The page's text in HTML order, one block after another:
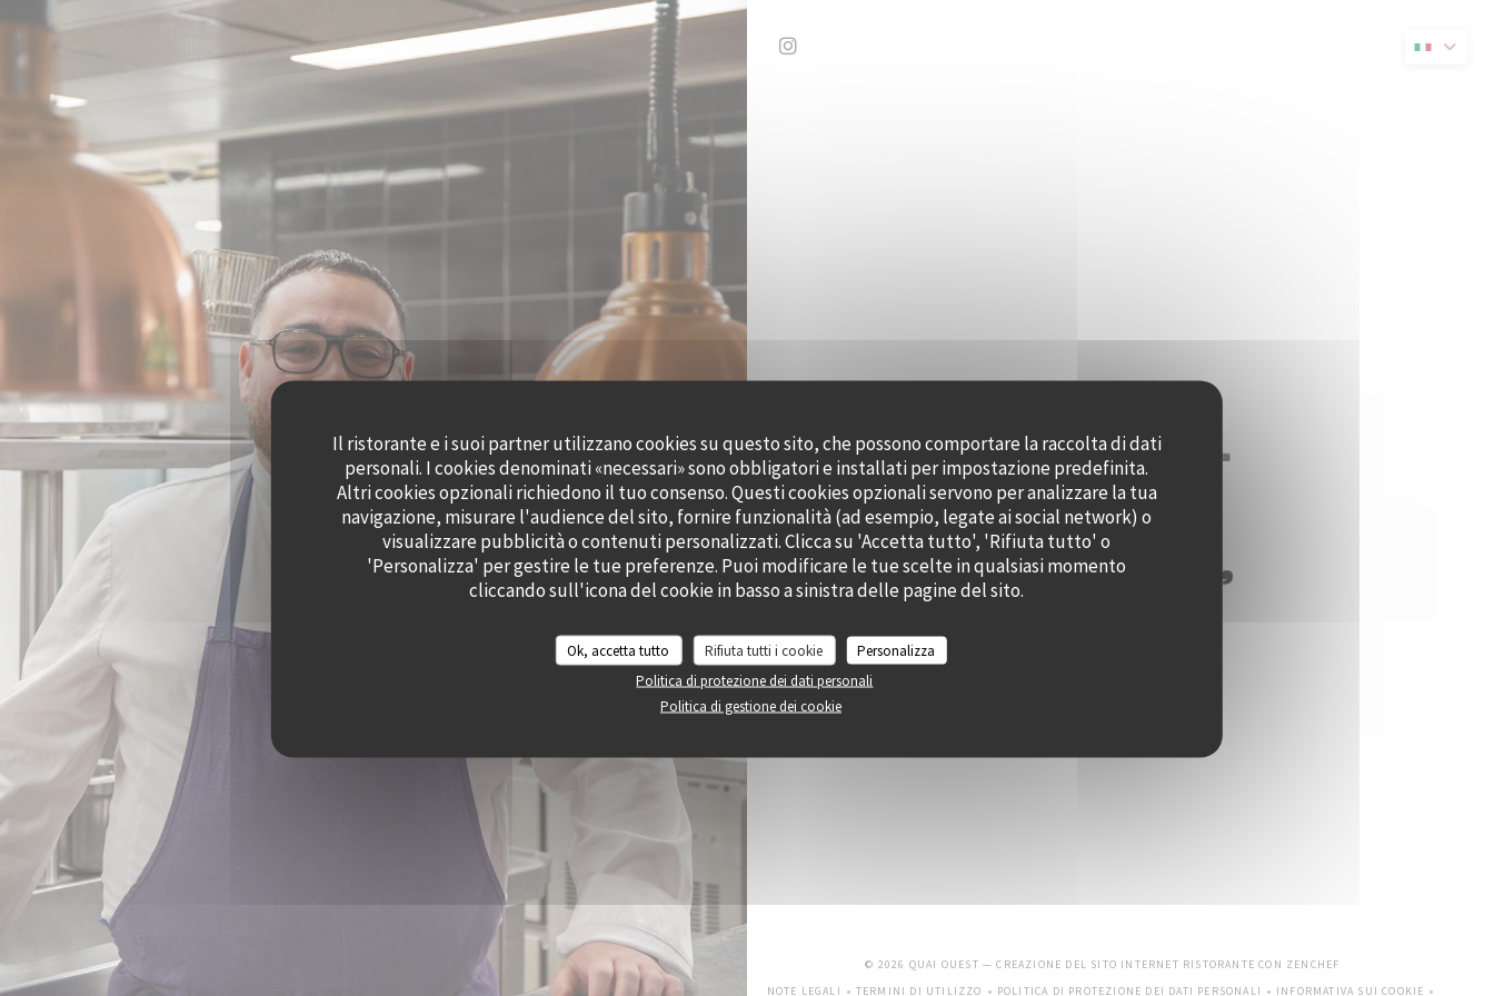
Personalizzazione delle tue scelte sui cookie
Il ristorante e i suoi partner utilizzano cookies su questo sito, che possono comportare la raccolta di dati
personali. I cookies denominati «necessari» sono obbligatori e installati per impostazione predefinita.
Altri cookies opzionali richiedono il tuo consenso. Questi cookies opzionali servono per analizzare la tua
navigazione, misurare l'audience del sito, fornire funzionalità (ad esempio, legate ai social network) o
visualizzare pubblicità o contenuti personalizzati. Clicca su 'Accetta tutto', 'Rifiuta tutto' o
'Personalizza' per gestire le tue preferenze. Puoi modificare le tue scelte in qualsiasi momento
cliccando sull'icona del cookie in basso a sinistra delle pagine del sito.
Ok, accetta tutto Rifiuta tutti i cookie
Personalizza
Politica di protezione dei dati personali
Politica di gestione dei cookie
Instagram ((apre una nuova finestra))
© 2026 QUAI OUEST — CREAZIONE DEL SITO INTERNET RISTORANTE CON ZENCHEF
NOTE LEGALI
TERMINI DI UTILIZZO
POLITICA DI PROTEZIONE DEI DATI PERSONALI
INFORMATIVA SUI COOKIE